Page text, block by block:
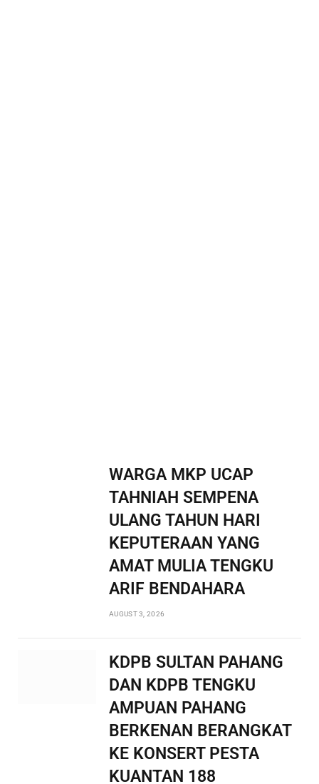
WARGA MKP UCAP
TAHNIAH SEMPENA
ULANG TAHUN HARI
KEPUTERAAN YANG
AMAT MULIA TENGKU
ARIF BENDAHARA
AUGUST 3, 2026
KDPB SULTAN PAHANG
DAN KDPB TENGKU
AMPUAN PAHANG
BERKENAN BERANGKAT
KE KONSERT PESTA
KUANTAN 188